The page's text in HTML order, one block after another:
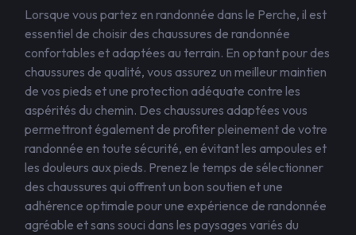
Lorsque vous partez en randonnée dans le Perche, il est
essentiel de choisir des chaussures de randonnée
confortables et adaptées au terrain. En optant pour des
chaussures de qualité, vous assurez un meilleur maintien
de vos pieds et une protection adéquate contre les
aspérités du chemin. Des chaussures adaptées vous
permettront également de profiter pleinement de votre
randonnée en toute sécurité, en évitant les ampoules et
les douleurs aux pieds. Prenez le temps de sélectionner
des chaussures qui offrent un bon soutien et une
adhérence optimale pour une expérience de randonnée
agréable et sans souci dans les paysages variés du